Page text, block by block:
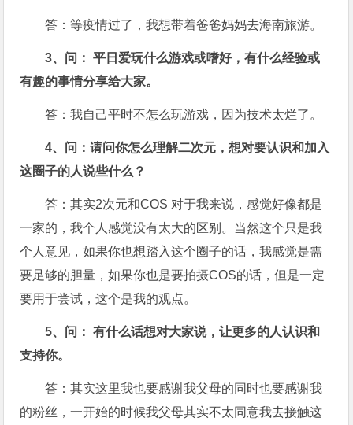
答：等疫情过了，我想带着爸爸妈妈去海南旅游。
3、问： 平日爱玩什么游戏或嗜好，有什么经验或
有趣的事情分享给大家。
答：我自己平时不怎么玩游戏，因为技术太烂了。
4、问：请问你怎么理解二次元，想对要认识和加入
这圈子的人说些什么？
答：其实2次元和COS 对于我来说，感觉好像都是
一家的，我个人感觉没有太大的区别。当然这个只是我
个人意见，如果你也想踏入这个圈子的话，我感觉是需
要足够的胆量，如果你也是要拍摄COS的话，但是一定
要用于尝试，这个是我的观点。
5、问： 有什么话想对大家说，让更多的人认识和
支持你。
答：其实这里我也要感谢我父母的同时也要感谢我
的粉丝，一开始的时候我父母其实不太同意我去接触这